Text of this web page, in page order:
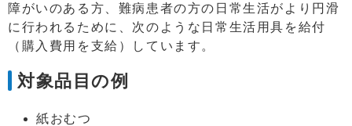
障がいのある方、難病患者の方の日常生活がより円滑
に行われるために、次のような日常生活用具を給付
（購入費用を支給）しています。
対象品目の例
紙おむつ